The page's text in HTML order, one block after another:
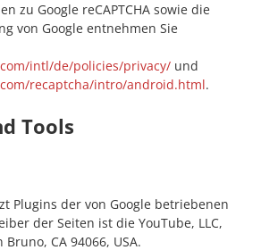
zu Google reCAPTCHA sowie die
von Google entnehmen Sie
intl/de/policies/privacy/ und
recaptcha/intro/android.html.
Tools
Plugins der von Google betriebenen
der Seiten ist die YouTube, LLC,
Bruno, CA 94066, USA.